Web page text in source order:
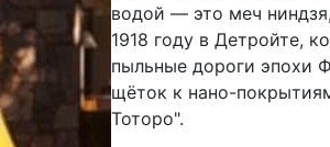
водой — это меч
1918 году в Детройте,
пыльные дороги эпохи
щёток к нано-
Тоторо".